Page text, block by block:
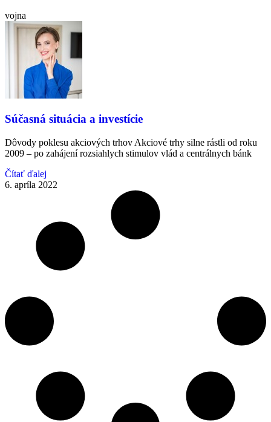
vojna
Súčasná situácia a investície
Dôvody poklesu akciových trhov Akciové trhy silne rástli od roku
2009 – po zahájení rozsiahlych stimulov vlád a centrálnych bánk
Čítať ďalej
6. apríla 2022